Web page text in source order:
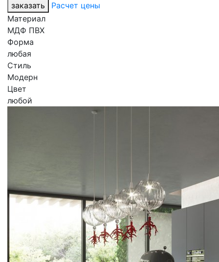
заказать
Расчет цены
Материал
МДФ ПВХ
Форма
любая
Стиль
Модерн
Цвет
любой